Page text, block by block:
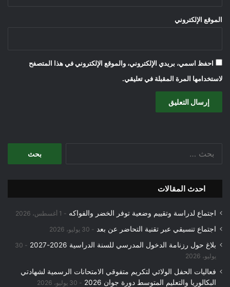
الموقع الإلكتروني
احفظ اسمي، بريدي الإلكتروني، والموقع الإلكتروني في هذا المتصفح
لاستخدامها المرة المقبلة في تعليقي.
احدث المقالات
اجتماع لدراسة وتقييم وضعية توفر الخضر والفواكه 1 أغسطس، 2026
اجتماع تنسيقي عبر تقنية التحاضر عن بعد 30 يوليو، 2026
بلاغ حول رزنامة الدخول المدرسي للسنة الدراسية 2026-2027
30
يوليو، 2026
فعاليات الحفل الولائي لتكريم متفوقي الامتحانات الرسمية لشهادتي
البكالوريا والتعليم المتوسط دورة جوان 2026
30 يوليو، 2026